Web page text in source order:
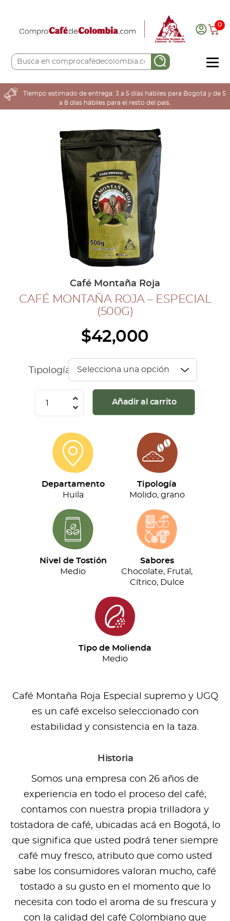
0
COMPRA AQUÍ
COLOMBIA CAFETERA
COLECCIÓN CAFETERA
INGRESAR
Cerrar Sesión
Tiempo estimado de entrega: 3 a 5 días hábiles para Bogotá y de 5
a 8 días hábiles para el resto del país.
Café Montaña Roja
CAFÉ MONTAÑA ROJA – ESPECIAL
(500G)
$42,000
Tipología
Especial
(500g)
cantidad
Añadir al carrito
Departamento
Huila
Tipología
Molido, grano
Nivel de Tostión
Medio
Sabores
Chocolate, Frutal,
Cítrico, Dulce
Tipo de Molienda
Medio
Café Montaña Roja Especial supremo y UGQ
es un café excelso seleccionado con
estabilidad y consistencia en la taza.
Historia
Somos una empresa con 26 años de
experiencia en todo el proceso del café;
contamos con nuestra propia trilladora y
tostadora de café, ubicadas acá en Bogotá, lo
que significa que usted podrá tener siempre
café muy fresco, atributo que como usted
sabe los consumidores valoran mucho, café
tostado a su gusto en el momento que lo
necesita con todo el aroma de su frescura y
con la calidad del café Colombiano que